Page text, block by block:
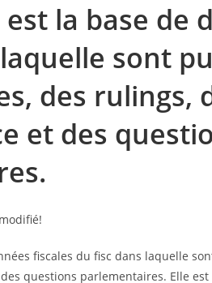
la base de
sont
des rulings,
et des
fiscales du fisc dans laquelle
questions parlementaires. Elle est